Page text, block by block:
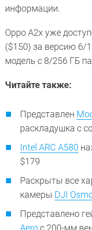
информации.
Oppo A2x уже
($150) за версию 6/
модель с 8/256 ГБ
Читайте также:
Представлен
раскладушка с
Intel ARC A580
$179
Раскрыты все
камеры DJI
Представлено
Aeroс 200-мм